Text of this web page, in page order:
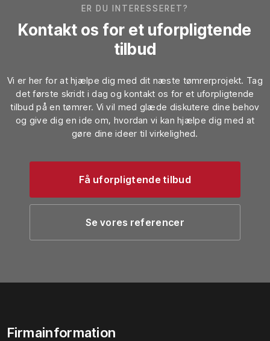
ER DU INTERESSERET?
Kontakt os for et uforpligtende
tilbud
Vi er her for at hjælpe dig med dit næste tømrerprojekt. Tag
det første skridt i dag og kontakt os for et uforpligtende
tilbud på en tømrer. Vi vil med glæde diskutere dine behov
og give dig en ide om, hvordan vi kan hjælpe dig med at
gøre dine ideer til virkelighed.
Få uforpligtende tilbud​
Se vores referencer
Firmainformation